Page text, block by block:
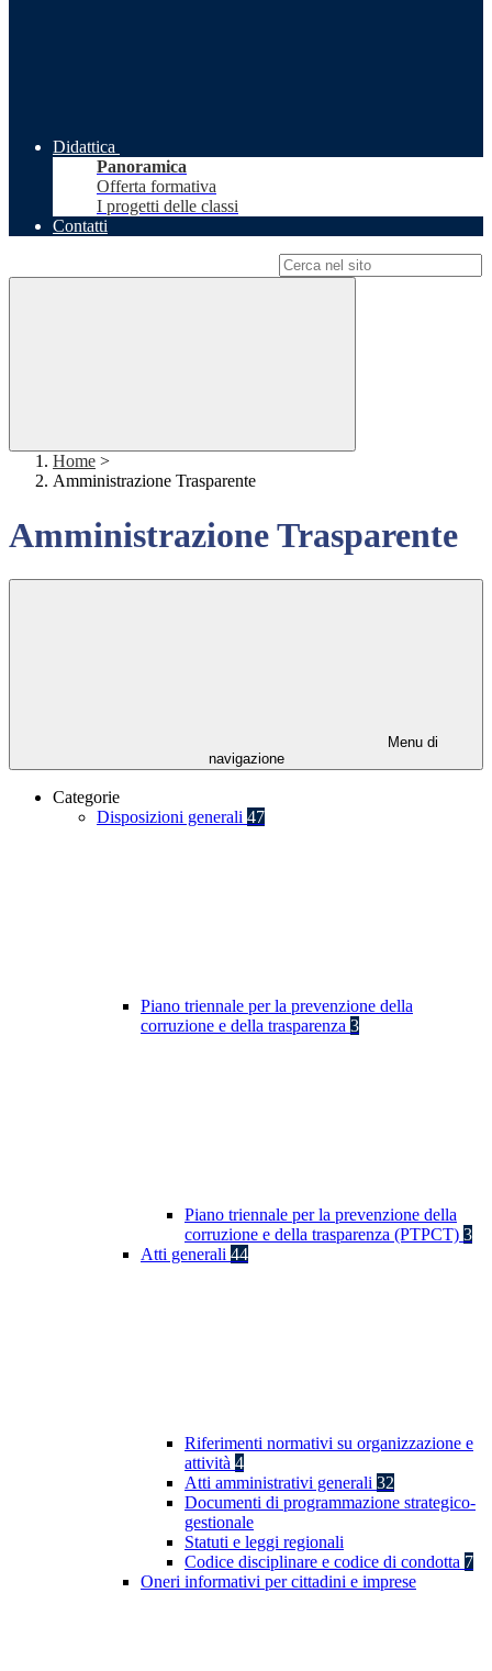
Didattica
Panoramica
Offerta formativa
I progetti delle classi
Contatti
Home >
Amministrazione Trasparente
Amministrazione Trasparente
Menu di
navigazione
Categorie
Disposizioni generali 47
Piano triennale per la prevenzione della
corruzione e della trasparenza 3
Piano triennale per la prevenzione della
corruzione e della trasparenza (PTPCT) 3
Atti generali 44
Riferimenti normativi su organizzazione e
attività 4
Atti amministrativi generali 32
Documenti di programmazione strategico-
gestionale
Statuti e leggi regionali
Codice disciplinare e codice di condotta 7
Oneri informativi per cittadini e imprese